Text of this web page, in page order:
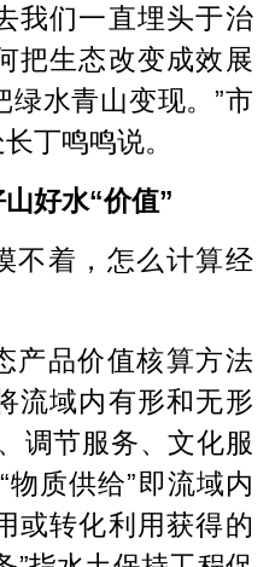
我们一直埋头于治
把生态改变成效展
水青山变现。”市
丁鸣鸣说。
好水“价值”
不着，怎么计算经
产品价值核算方法
流域内有形和无形
调节服务、文化服
物质供给”即流域内
或转化利用获得的